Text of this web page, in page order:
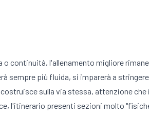
continuità, l'allenamento migliore
sempre più fluida, si imparerà a
sulla via stessa, attenzione
l'itinerario presenti sezioni molto